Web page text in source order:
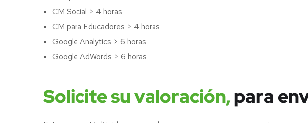
CM Social > 4 horas
CM para Educadores > 4 horas
Google Analytics > 6 horas
Google AdWords > 6 horas
Solicite su valoración,para